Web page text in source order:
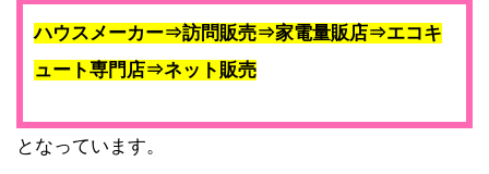
ハウスメーカー⇒訪問販売⇒家電量販店⇒エコキ
ュート専門店⇒ネット販売
となっています。